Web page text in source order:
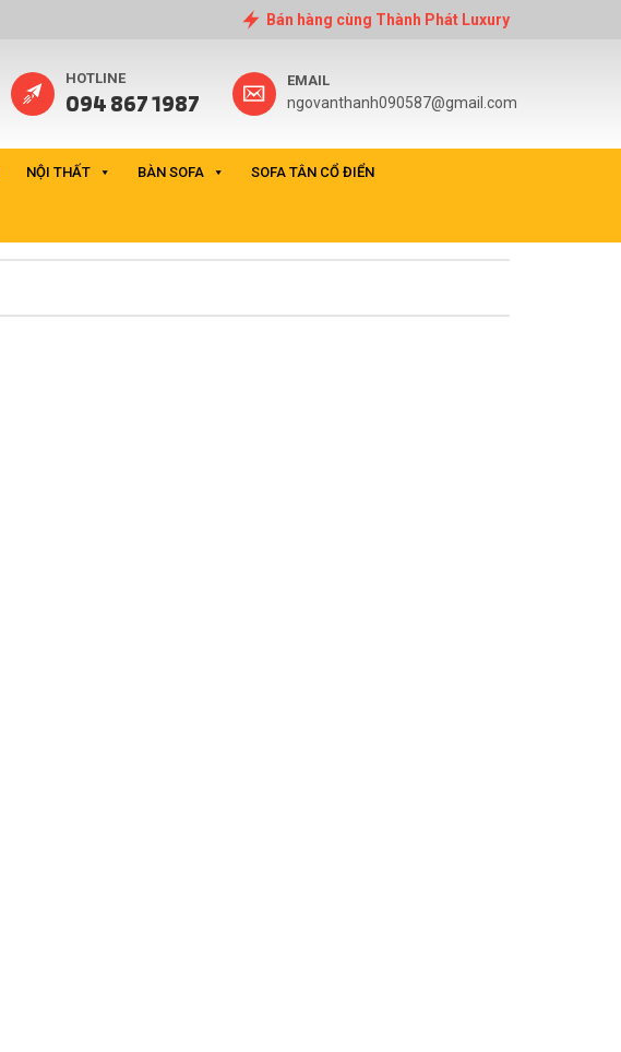
Bán hàng cùng Thành Phát Luxury
HOTLINE
094 867 1987
EMAIL
ngovanthanh090587@gmail.com
NỘI THẤT BÀN SOFA SOFA TÂN CỔ ĐIỂN